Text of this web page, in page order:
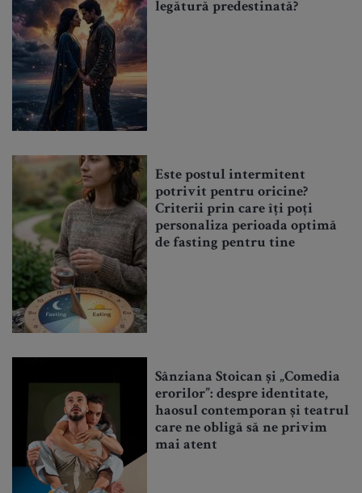
legătură predestinată?
Este postul intermitent
potrivit pentru oricine?
Criterii prin care îți poți
personaliza perioada optimă
de fasting pentru tine
Sânziana Stoican și „Comedia
erorilor”: despre identitate,
haosul contemporan și teatrul
care ne obligă să ne privim
mai atent